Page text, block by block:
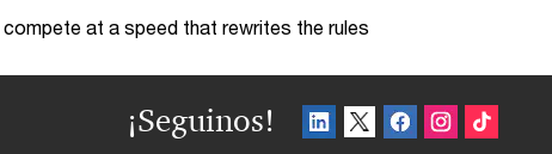
compete at a speed that rewrites the rules
¡Seguinos!